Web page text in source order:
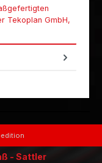
Tekoplan GmbH,
- Sattler